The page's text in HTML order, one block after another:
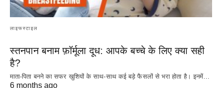
लाइफस्टाइल
स्तनपान बनाम फ़ॉर्मूला दूध: आपके बच्चे के लिए क्या सही
है?
माता-पिता बनने का सफर खुशियों के साथ-साथ कई बड़े फैसलों से भरा होता है। इनमें…
6 months ago